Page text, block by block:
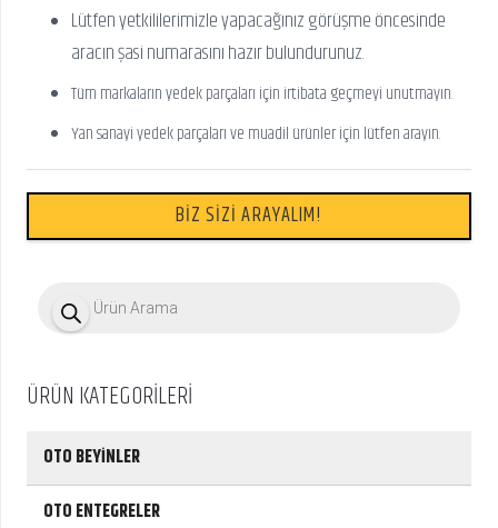
Lütfen yetkililerimizle yapacağınız görüşme öncesinde
aracın şasi numarasını hazır bulundurunuz.
Tüm markaların yedek parçaları için irtibata geçmeyi unutmayın.
Yan sanayi yedek parçaları ve muadil ürünler için lütfen arayın.
BİZ SİZİ ARAYALIM!
t
r
ÜRÜN KATEGORİLERİ
OTO BEYİNLER
OTO ENTEGRELER